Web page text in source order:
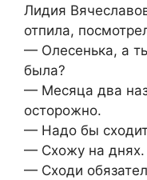
Лидия
отпила,
— Олесенька, а
была?
— Месяца два
осторожно.
— Надо бы
— Схожу на днях.
— Сходи